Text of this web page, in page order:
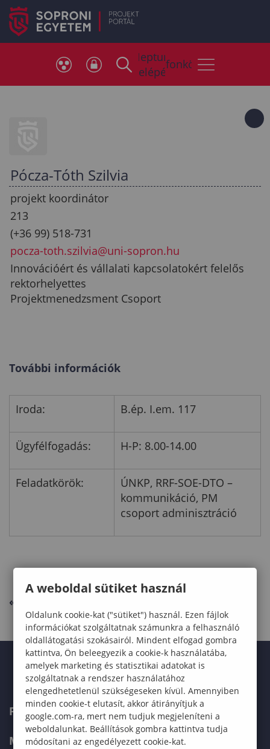
Neptun
belépés
Telefonkönyv
Pócza-Tóth Szilvia
projekt koordinátor
213
(+36 99) 518-731
pocza-toth.szilvia@uni-sopron.hu
Innovációért és vállalati kapcsolatokért felelős
rektorhelyettes
Projektmenedzsment Csoport
További információk
Iroda: B.ép. I.em. 117
Ügyfélfogadás: H-P: 8.00-14.00
Feladatkörök:
ÚNKP, RRF-SOE-DTO –
kommunikáció, PM
csoport adminisztráció
« VISSZA
FŐOLDAL
MUNKATÁRSAINK
A weboldal sütiket használ
Oldalunk cookie-kat ("sütiket") használ. Ezen fájlok
információkat szolgáltatnak számunkra a felhasználó
oldallátogatási szokásairól. Mindent elfogad gombra
kattintva, Ön beleegyezik a cookie-k használatába,
amelyek marketing és statisztikai adatokat is
szolgáltatnak a rendszer használatához
elengedhetetlenül szükségeseken kívül. Amennyiben
minden cookie-t elutasít, akkor átirányítjuk a
google.com-ra, mert nem tudjuk megjeleníteni a
weboldalunkat. Beállítások gombra kattintva tudja
módosítani az engedélyezett cookie-kat.